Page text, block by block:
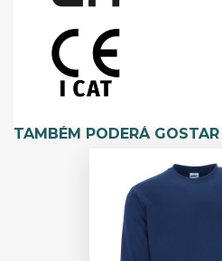
TAMBÉM PODERÁ GOSTAR